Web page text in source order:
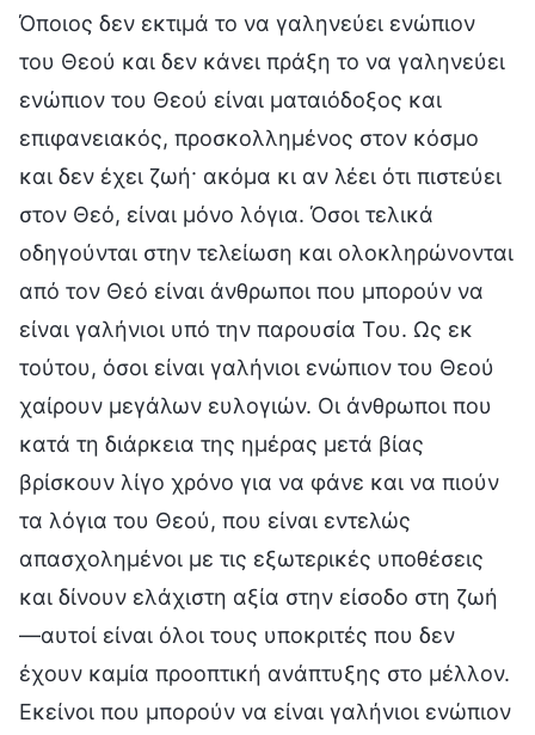
Όποιος δεν εκτιμά το να γαληνεύει ενώπιον
του Θεού και δεν κάνει πράξη το να γαληνεύει
ενώπιον του Θεού είναι ματαιόδοξος και
επιφανειακός, προσκολλημένος στον κόσμο
και δεν έχει ζωή· ακόμα κι αν λέει ότι πιστεύει
στον Θεό, είναι μόνο λόγια. Όσοι τελικά
οδηγούνται στην τελείωση και ολοκληρώνονται
από τον Θεό είναι άνθρωποι που μπορούν να
είναι γαλήνιοι υπό την παρουσία Του. Ως εκ
τούτου, όσοι είναι γαλήνιοι ενώπιον του Θεού
χαίρουν μεγάλων ευλογιών. Οι άνθρωποι που
κατά τη διάρκεια της ημέρας μετά βίας
βρίσκουν λίγο χρόνο για να φάνε και να πιούν
τα λόγια του Θεού, που είναι εντελώς
απασχολημένοι με τις εξωτερικές υποθέσεις
και δίνουν ελάχιστη αξία στην είσοδο στη ζωή
—αυτοί είναι όλοι τους υποκριτές που δεν
έχουν καμία προοπτική ανάπτυξης στο μέλλον.
Εκείνοι που μπορούν να είναι γαλήνιοι ενώπιον